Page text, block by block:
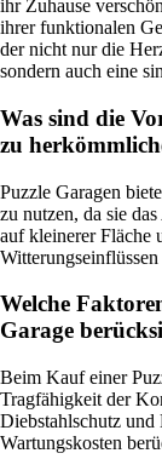
ihr Zuhause
ihrer funktionalen
der nicht nur die
sondern auch eine
Was sind die
zu
Puzzle Garagen
zu nutzen, da sie
auf kleinerer Fläche
Welche
Garage
Beim Kauf einer
Tragfähigkeit der
Diebstahlschutz
Wartungskosten